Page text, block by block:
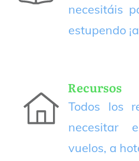
necesitáis
estupendo
Recursos
Todos los
necesitar
vuelos, a